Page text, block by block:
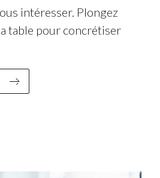
intéresser. Plongez
table pour concrétiser